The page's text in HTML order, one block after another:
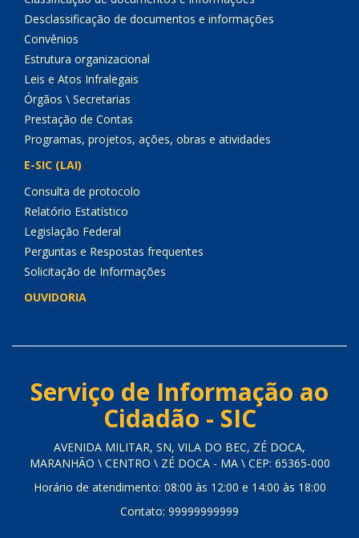
Desclassificação de documentos e informações
Convênios
Estrutura organizacional
Leis e Atos Infralegais
Órgãos \ Secretarias
Prestação de Contas
Programas, projetos, ações, obras e atividades
E-SIC (LAI)
Consulta de protocolo
Relatório Estatístico
Legislação Federal
Perguntas e Respostas frequentes
Solicitação de Informações
OUVIDORIA
Serviço de Informação ao
Cidadão - SIC
AVENIDA MILITAR, SN, VILA DO BEC, ZÉ DOCA,
MARANHÃO \ CENTRO \ ZÉ DOCA - MA \ CEP: 65365-000
Horário de atendimento: 08:00 às 12:00 e 14:00 às 18:00
Contato: 99999999999